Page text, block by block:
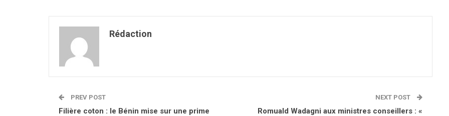
Rédaction
PREV POST
Filière coton : le Bénin mise sur une prime
NEXT POST
Romuald Wadagni aux ministres conseillers : «